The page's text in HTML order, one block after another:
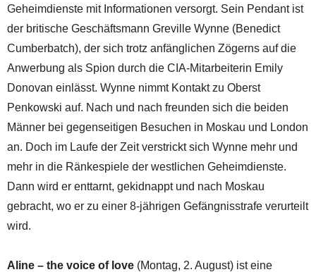
Geheimdienste mit Informationen versorgt. Sein Pendant ist
der britische Geschäftsmann Greville Wynne (Benedict
Cumberbatch), der sich trotz anfänglichen Zögerns auf die
Anwerbung als Spion durch die CIA-Mitarbeiterin Emily
Donovan einlässt. Wynne nimmt Kontakt zu Oberst
Penkowski auf. Nach und nach freunden sich die beiden
Männer bei gegenseitigen Besuchen in Moskau und London
an. Doch im Laufe der Zeit verstrickt sich Wynne mehr und
mehr in die Ränkespiele der westlichen Geheimdienste.
Dann wird er enttarnt, gekidnappt und nach Moskau
gebracht, wo er zu einer 8-jährigen Gefängnisstrafe verurteilt
wird.
Aline – the voice of love (Montag, 2. August) ist eine